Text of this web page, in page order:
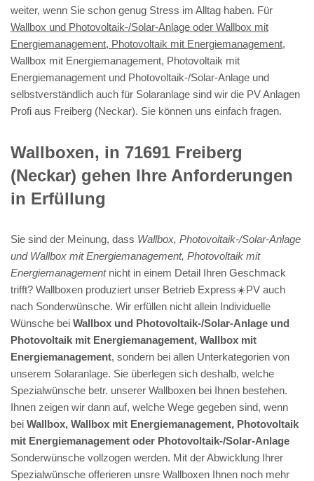
weiter, wenn Sie schon genug Stress im Alltag haben. Für
Wallbox und Photovoltaik-/Solar-Anlage oder Wallbox mit
Energiemanagement, Photovoltaik mit Energiemanagement,
Wallbox mit Energiemanagement, Photovoltaik mit
Energiemanagement und Photovoltaik-/Solar-Anlage und
selbstverständlich auch für Solaranlage sind wir die PV Anlagen
Profi aus Freiberg (Neckar). Sie können uns einfach fragen.
Wallboxen, in 71691 Freiberg
(Neckar) gehen Ihre Anforderungen
in Erfüllung
Sie sind der Meinung, dass Wallbox, Photovoltaik-/Solar-Anlage
und Wallbox mit Energiemanagement, Photovoltaik mit
Energiemanagementnicht in einem Detail Ihren Geschmack
trifft? Wallboxen produziert unser Betrieb Express☀️PV️ auch
nach Sonderwünsche. Wir erfüllen nicht allein Individuelle
Wünsche bei Wallbox und Photovoltaik-/Solar-Anlage und
Photovoltaik mit Energiemanagement, Wallbox mit
Energiemanagement, sondern bei allen Unterkategorien von
unserem Solaranlage. Sie überlegen sich deshalb, welche
Spezialwünsche betr. unserer Wallboxen bei Ihnen bestehen.
Ihnen zeigen wir dann auf, welche Wege gegeben sind, wenn
bei Wallbox, Wallbox mit Energiemanagement, Photovoltaik
mit Energiemanagement oder Photovoltaik-/Solar-Anlage
Sonderwünsche vollzogen werden. Mit der Abwicklung Ihrer
Spezialwünsche offerieren unsre Wallboxen Ihnen noch mehr